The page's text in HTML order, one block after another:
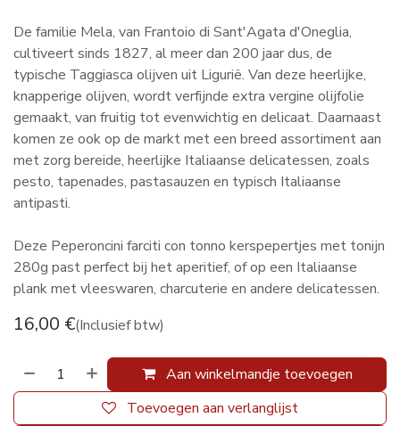
De familie Mela, van Frantoio di Sant'Agata d'Oneglia,
cultiveert sinds 1827, al meer dan 200 jaar dus, de
typische Taggiasca olijven uit Ligurië. Van deze heerlijke,
knapperige olijven, wordt verfijnde extra vergine olijfolie
gemaakt, van fruitig tot evenwichtig en delicaat. Daarnaast
komen ze ook op de markt met een breed assortiment aan
met zorg bereide, heerlijke Italiaanse delicatessen, zoals
pesto, tapenades, pastasauzen en typisch Italiaanse
antipasti.
Deze Peperoncini farciti con tonno kerspepertjes met tonijn
280g past perfect bij het aperitief, of op een Italiaanse
plank met vleeswaren, charcuterie en andere delicatessen.
16,00 €(Inclusief btw)
Aan winkelmandje toevoegen
Toevoegen aan verlanglijst